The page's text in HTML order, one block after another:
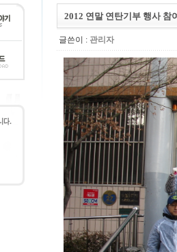
2012 연말 연탄기부 행사 참
글쓴이 : 관리자